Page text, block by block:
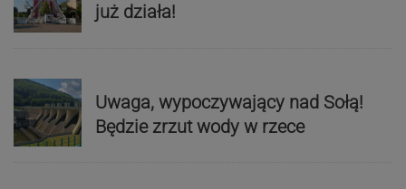
już działa!
Uwaga, wypoczywający nad Sołą!
Będzie zrzut wody w rzece